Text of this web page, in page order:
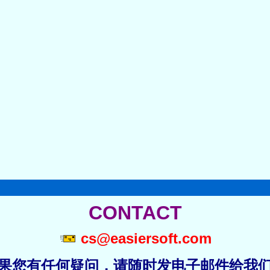
CONTACT
cs@easiersoft.com
您有任何疑问，请随时发电子邮件给我